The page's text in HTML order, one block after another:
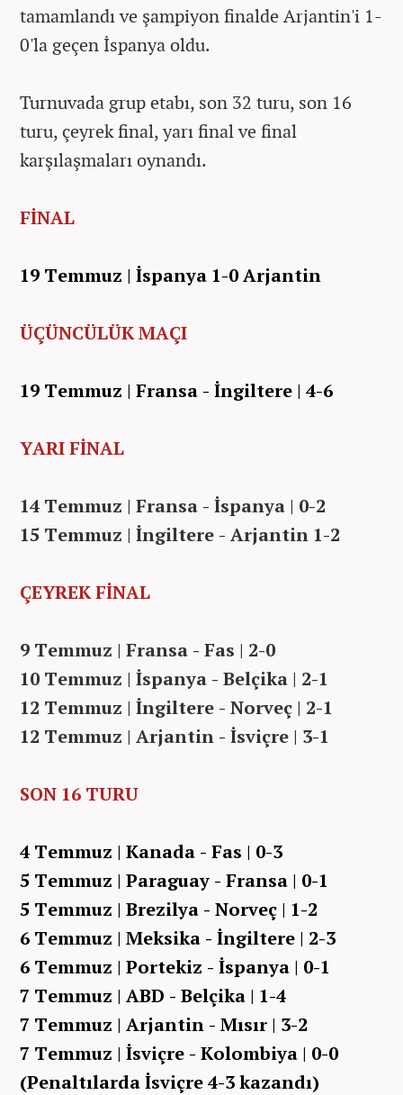
tamamlandı ve şampiyon finalde Arjantin'i 1-
0'la geçen İspanya oldu.
Turnuvada grup etabı, son 32 turu, son 16
turu, çeyrek final, yarı final ve final
karşılaşmaları oynandı.
FİNAL
19 Temmuz | İspanya 1-0 Arjantin
ÜÇÜNCÜLÜK MAÇI
19 Temmuz | Fransa - İngiltere | 4-6
YARI FİNAL
14 Temmuz | Fransa - İspanya | 0-2
15 Temmuz | İngiltere - Arjantin 1-2
ÇEYREK FİNAL
9 Temmuz | Fransa - Fas | 2-0
10 Temmuz | İspanya - Belçika | 2-1
12 Temmuz | İngiltere - Norveç | 2-1
12 Temmuz | Arjantin - İsviçre | 3-1
SON 16 TURU
4 Temmuz | Kanada - Fas | 0-3
5 Temmuz | Paraguay - Fransa | 0-1
5 Temmuz | Brezilya - Norveç | 1-2
6 Temmuz | Meksika - İngiltere | 2-3
6 Temmuz | Portekiz - İspanya | 0-1
7 Temmuz | ABD - Belçika | 1-4
7 Temmuz | Arjantin - Mısır | 3-2
7 Temmuz | İsviçre - Kolombiya | 0-0
(Penaltılarda İsviçre 4-3 kazandı)